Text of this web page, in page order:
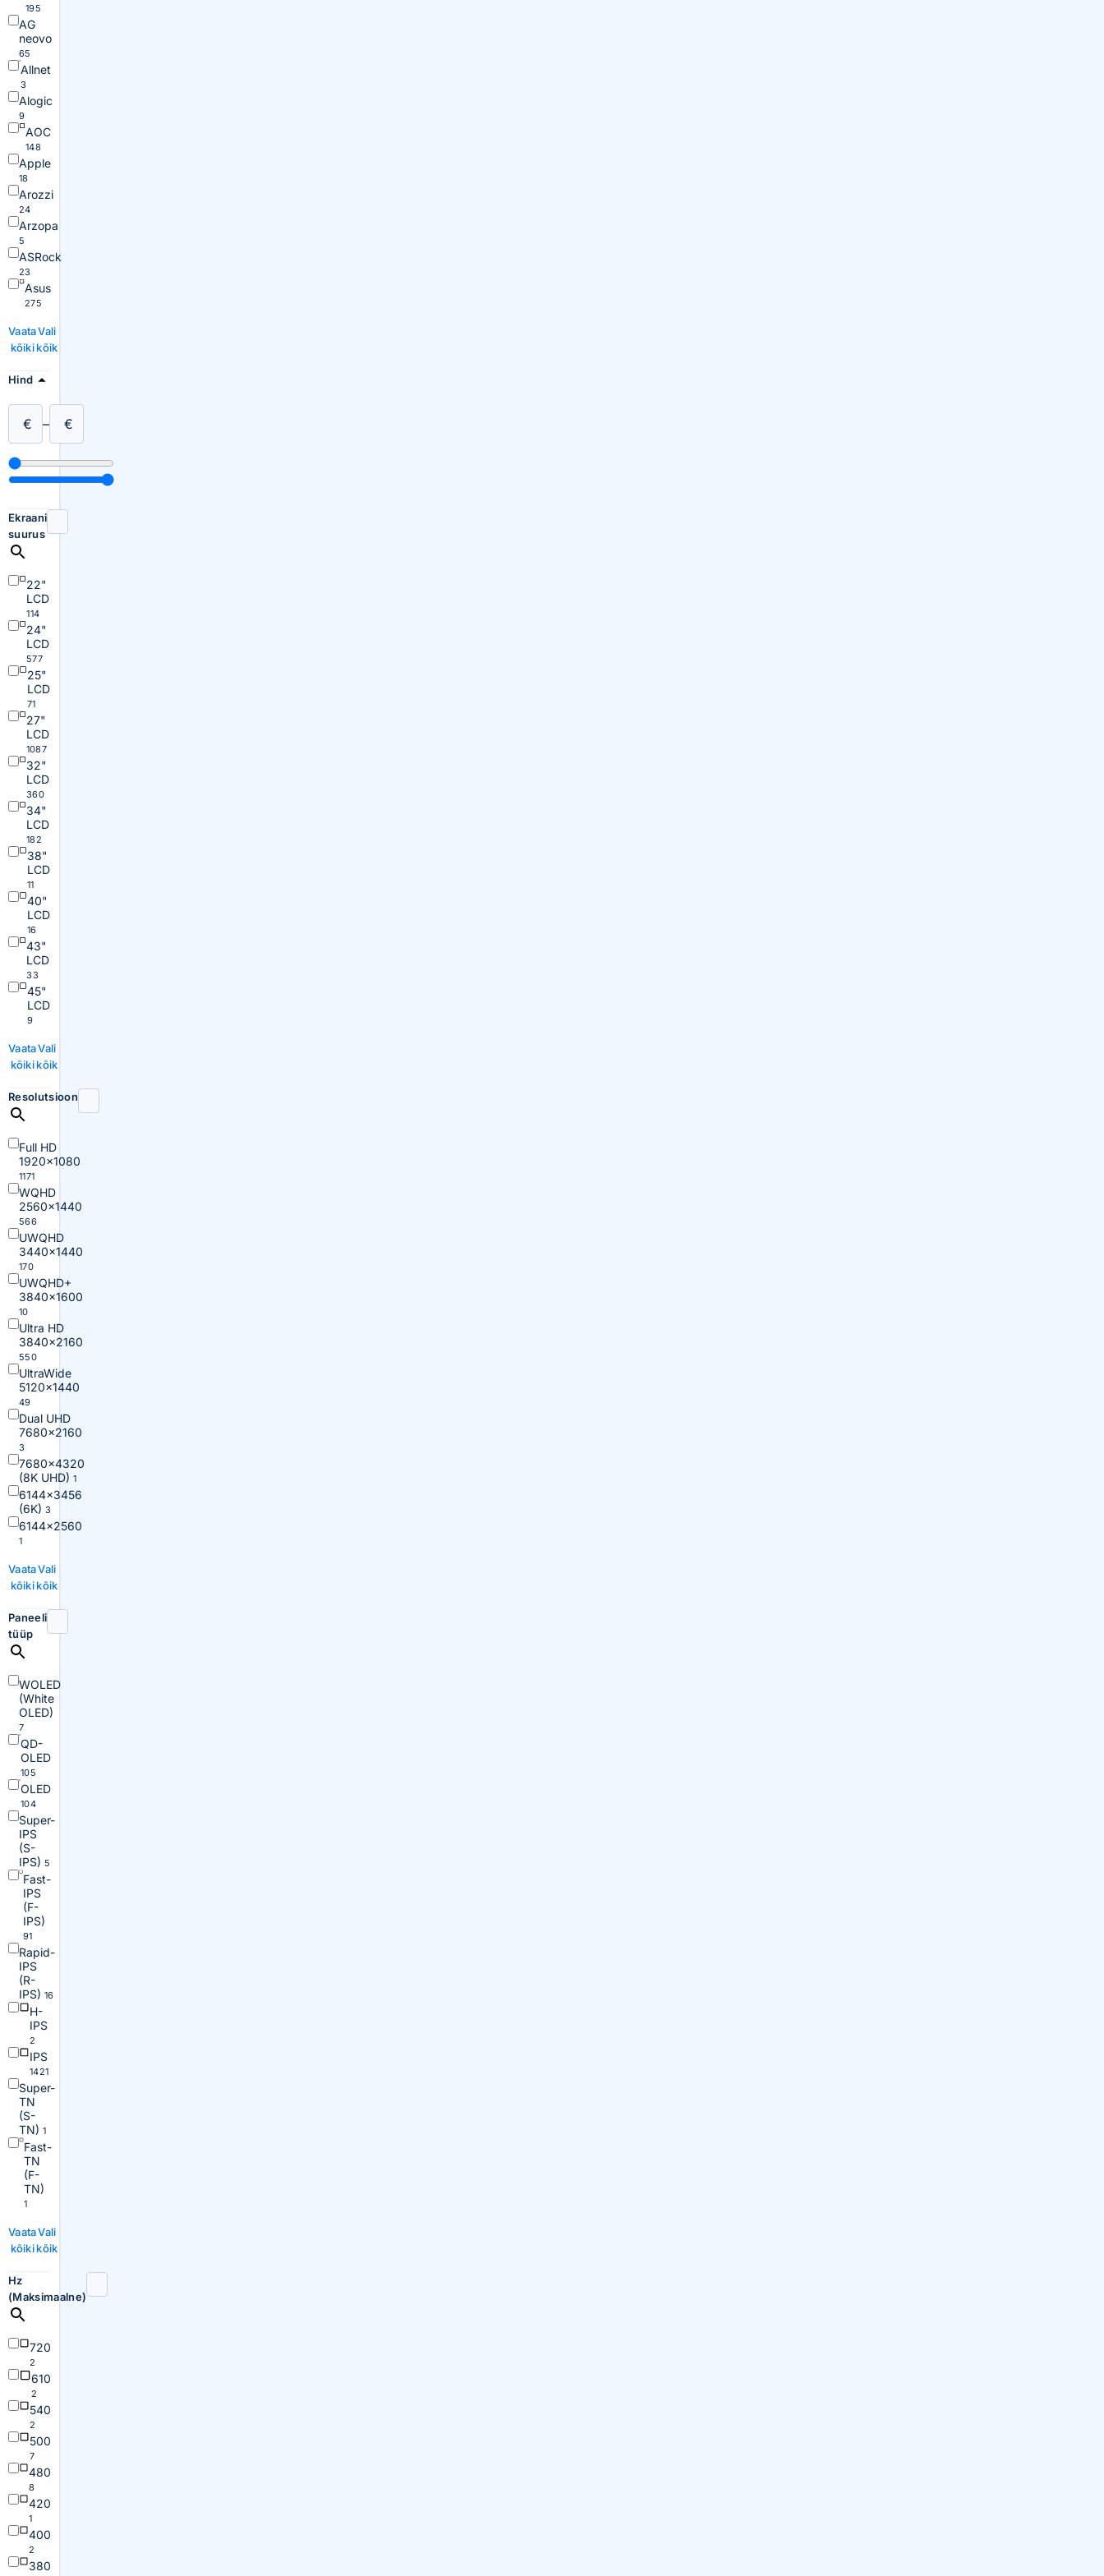
195
AG
neovo
65
Allnet
3
Alogic
9
AOC
148
Apple
18
Arozzi
24
Arzopa
5
ASRock
23
Asus
275
Vaata
kõiki
Vali
kõik
Hind
€ – €
Ekraani
suurus
22"
LCD
114
24"
LCD
577
25"
LCD
71
27"
LCD
1087
32"
LCD
360
34"
LCD
182
38"
LCD
11
40"
LCD
16
43"
LCD
33
45"
LCD
9
Vaata
kõiki
Vali
kõik
Resolutsioon
Full HD
1920×1080
1171
WQHD
2560×1440
566
UWQHD
3440×1440
170
UWQHD+
3840×1600
10
Ultra HD
3840×2160
550
UltraWide
5120×1440
49
Dual UHD
7680×2160
3
7680×4320
(8K UHD) 1
6144×3456
(6K) 3
6144×2560
1
Vaata
kõiki
Vali
kõik
Paneeli
tüüp
WOLED
(White
OLED)
7
QD-
OLED
105
OLED
104
Super-
IPS
(S-
IPS) 5
Fast-
IPS
(F-
IPS)
91
Rapid-
IPS
(R-
IPS) 16
H-
IPS
2
IPS
1421
Super-
TN
(S-
TN) 1
Fast-
TN
(F-
TN)
1
Vaata
kõiki
Vali
kõik
Hz
(Maksimaalne)
720
2
610
2
540
2
500
7
480
8
420
1
400
2
380